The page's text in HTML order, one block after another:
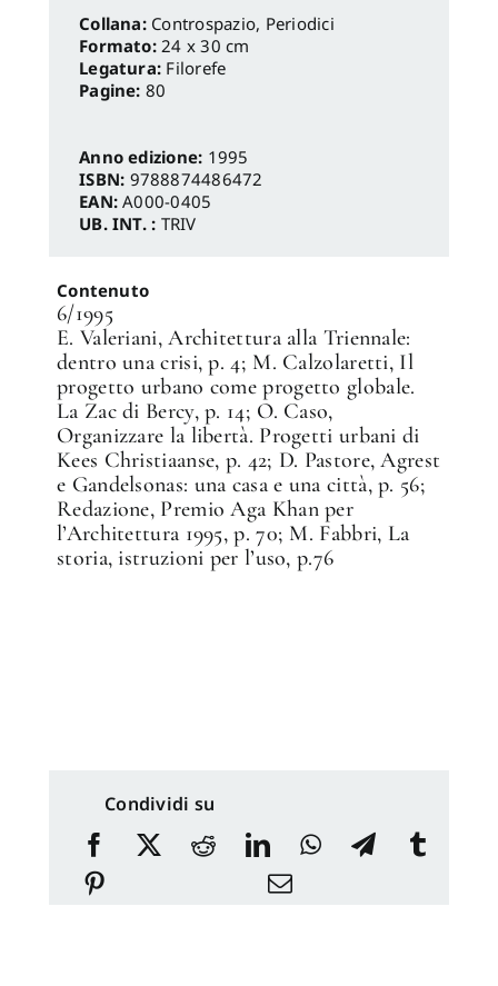
Controspazio, Periodici
Formato:24 x 30 cm
Legatura: Filorefe
Pagine: 80
Anno edizione: 1995
ISBN: 9788874486472
EAN:A000-0405
UB. INT. : TRIV
Contenuto
6/1995
E. Valeriani, Architettura alla Triennale:
dentro una crisi, p. 4; M. Calzolaretti, Il
progetto urbano come progetto globale.
La Zac di Bercy, p. 14; O. Caso,
Organizzare la libertà. Progetti urbani di
Kees Christiaanse, p. 42; D. Pastore, Agrest
e Gandelsonas: una casa e una città, p. 56;
Redazione, Premio Aga Khan per
l’Architettura 1995, p. 70; M. Fabbri, La
storia, istruzioni per l’uso, p.76
Condividi su